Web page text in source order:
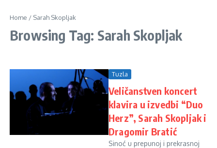
Home / Sarah Skopljak
Browsing Tag: Sarah Skopljak
Tuzla
Veličanstven koncert
klavira u izvedbi “Duo
Herz”, Sarah Skopljak i
Dragomir Bratić
Sinoć u prepunoj i prekrasnoj